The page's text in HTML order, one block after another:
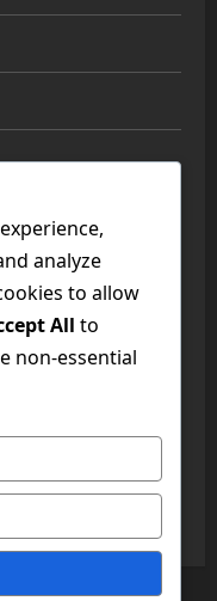
analyze
to allow
All to
non-essential